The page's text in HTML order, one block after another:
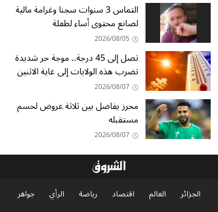
التماس 3 سنوات سجنا وغرامة مالية
لصانع محتوى أساء لطفلة
2026/08/05
تصل إلى 45 درجة.. موجة حر شديدة
تضرب هذه الولايات إلى غاية الاثنين
2026/08/07
محرز يفاضل بين ثلاثة عروض لحسم
مستقبله
2026/08/07
الجزائر العالم اقتصاد رياضة الرأي
جواهر